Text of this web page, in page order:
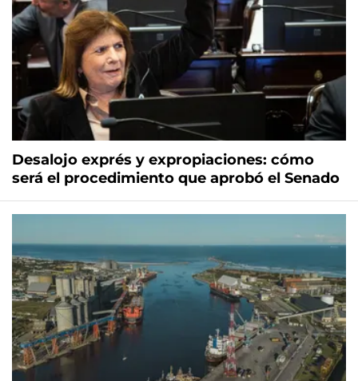
Desalojo exprés y expropiaciones: cómo
será el procedimiento que aprobó el Senado